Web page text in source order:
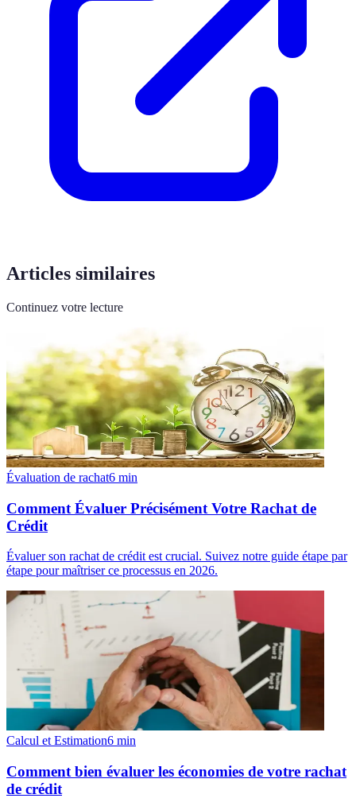
Articles similaires
Continuez votre lecture
Évaluation de rachat6 min
Comment Évaluer Précisément Votre Rachat de
Crédit
Évaluer son rachat de crédit est crucial. Suivez notre guide étape par
étape pour maîtriser ce processus en 2026.
Calcul et Estimation6 min
Comment bien évaluer les économies de votre rachat
de crédit